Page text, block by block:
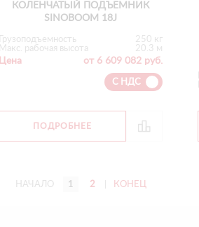
КОЛЕНЧАТЫЙ ПОДЪЕМНИК
SINOBOOM 18J
Грузоподъемность
250 кг
Макс. рабочая высота
20.3 м
Цена от 6 609 082 руб.
С НДС
ПОДРОБНЕЕ
НАЧАЛО 1 2 КОНЕЦ